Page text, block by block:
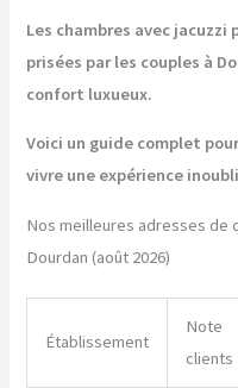
Les chambres avec
prisées par les couples à
confort luxueux.
Voici un guide complet
vivre une expérience
Nos meilleures adresses de
Dourdan (août 2026)
Établissement
Note
clients